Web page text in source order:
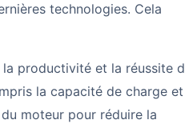
technologies. Cela
productivité et la réussite
la capacité de charge et
moteur pour réduire la